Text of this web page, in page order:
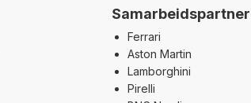
Ferrari
Aston Martin
Lamborghini
Pirelli